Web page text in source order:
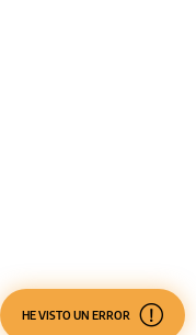
HE VISTO UN ERROR